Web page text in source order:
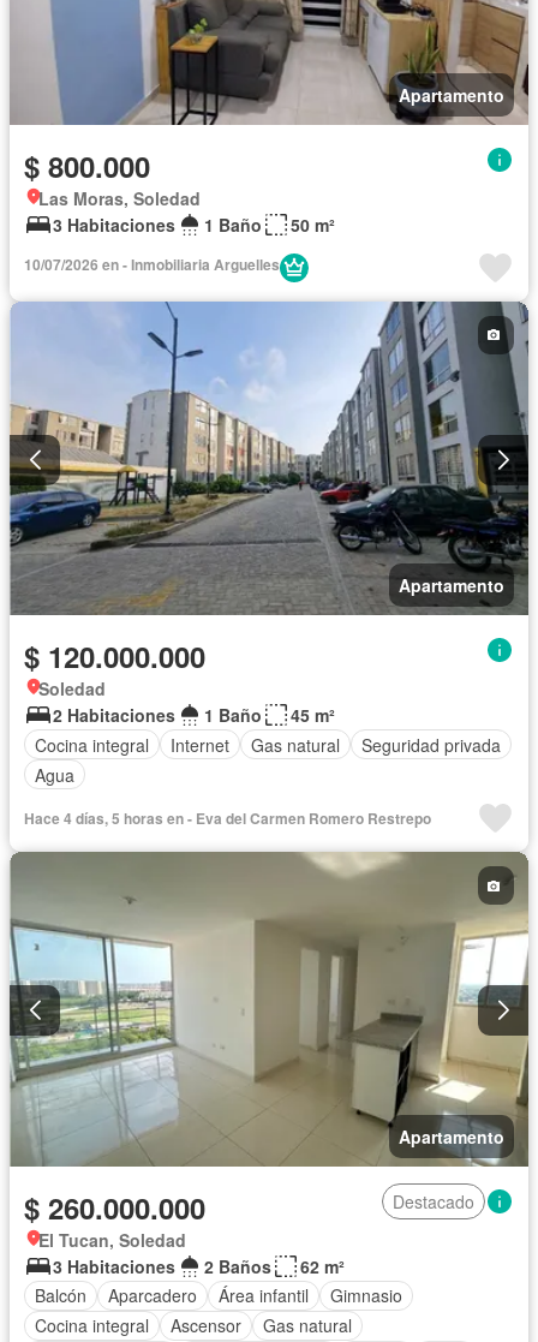
Apartamento
$ 800.000
Las Moras, Soledad
3 Habitaciones
1 Baño 50 m²
10/07/2026 en - Inmobiliaria Arguelles
Apartamento
$ 120.000.000
Soledad
2 Habitaciones
1 Baño
45 m²
Cocina integral
Internet Gas natural
Seguridad privada
Agua
Hace 4 días, 5 horas en - Eva del Carmen Romero Restrepo
Apartamento
$ 260.000.000
Destacado
El Tucan, Soledad
3 Habitaciones
2 Baños
62 m²
Balcón
Aparcadero Área infantil
Gimnasio
Cocina integral
Ascensor
Gas natural